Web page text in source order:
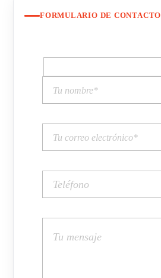
FORMULARIO DE CONTACTO